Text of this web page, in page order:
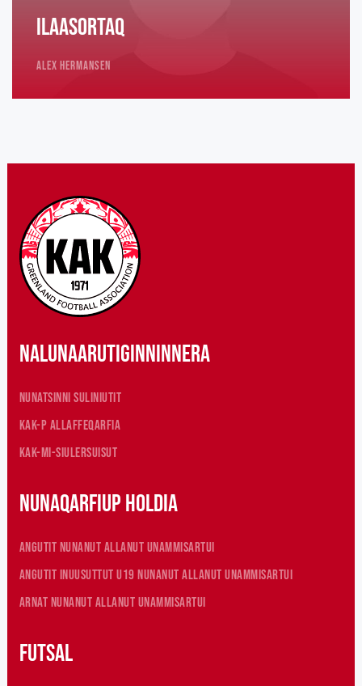
Ilaasortaq
Alex Hermansen
Nalunaarutiginninnera
Nunatsinni suliniutit
KAK-p allaffeqarfia
KAK-mi-siulersuisut
Nunaqarfiup holdia
Angutit nunanut allanut unammisartui
Angutit inuusuttut U19 nunanut allanut unammisartui
Arnat nunanut allanut unammisartui
Futsal